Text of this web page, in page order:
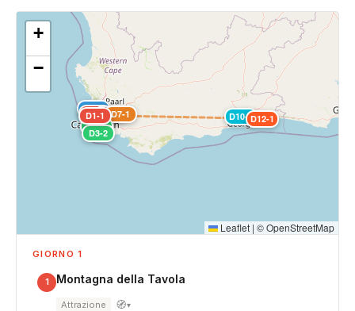
D1-1
D1-2
D2-1
D3-1
D3-2
D5-1D7-1 D10-1D12-1
+
−
Leaflet | ©OpenStreetMap
GIORNO 1
1 Montagna della Tavola
Attrazione 🧭▾